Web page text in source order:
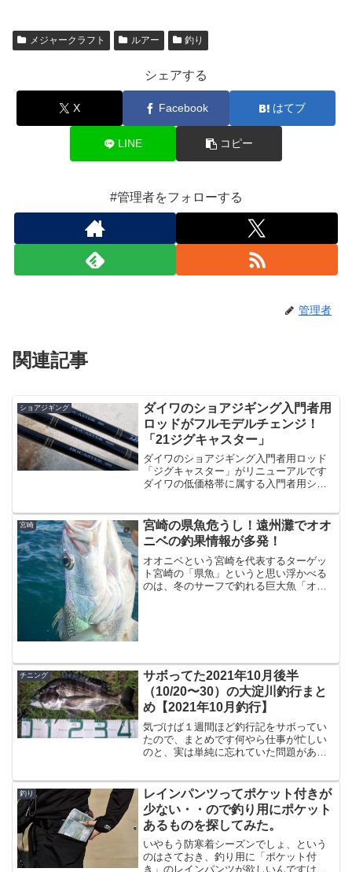
メジャークラフト ルアー 釣り
シェアする
X Facebook はてブ
LINE コピー
#管理者をフォローする
管理者
関連記事
ショアジギング
ダイワのショアジギング入門者用
ロッドがフルモデルチェンジ！
「21ジグキャスター」
ダイワのショアジギング入門者用ロッド
「ジグキャスター」がリニューアルです
ダイワの低価格帯に属する入門者用ショ
ルチェンジです。最近の釣り人気で始め
た方には良い選択肢が増...
宮崎
宮崎の県魚危うし！遠州灘でオオ
ニベの釣果情報が多発！
オオニベという宮崎を代表するターゲッ
ト宮崎の「県魚」というと思い浮かべる
のは、冬のサーフで釣れる巨大魚「オオ
チニング
サボってた2021年10月後半
（10/20〜30）の大淀川釣行まと
め【2021年10月釣行】
気づけば１週間ほど釣行記をサボってい
たので、まとめです何やら仕事が忙しい
のと、実は単純に忘れていた問題があり
か、なかなか釣れないエリアではあるん
ですが、釣れる魚を狙えば...
釣り
レインパンツってポケット付きが
少ない・・ので釣り用にポケット
あるものを探してみた。
いやもう防寒着シーズンでしょ、という
のはさておき、釣り用に「ポケット付
き」のレインパンツが欲しいんですけ